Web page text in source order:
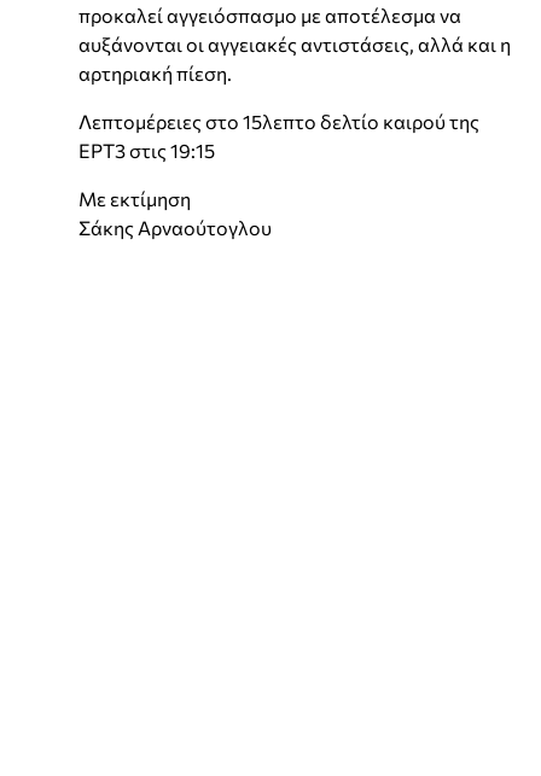
προκαλεί αγγειόσπασμο με αποτέλεσμα να
αυξάνονται οι αγγειακές αντιστάσεις, αλλά και η
αρτηριακή πίεση.
Λεπτομέρειες στο 15λεπτο δελτίο καιρού της
ΕΡΤ3 στις 19:15
Με εκτίμηση
Σάκης Αρναούτογλου